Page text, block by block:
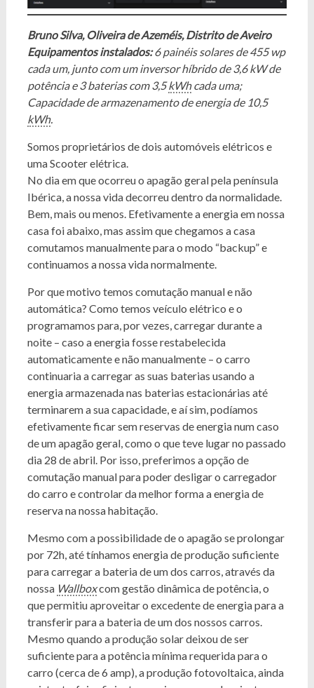
Bruno Silva, Oliveira de Azeméis, Distrito de Aveiro
Equipamentos instalados:6 painéis solares de 455 wp
cada um, junto com um inversor híbrido de 3,6 kW de
potência e 3 baterias com 3,5kWhcada uma;
Capacidade de armazenamento de energia de 10,5
kWh.
Somos proprietários de dois automóveis elétricos e
uma Scooter elétrica.
No dia em que ocorreu o apagão geral pela península
Ibérica, a nossa vida decorreu dentro da normalidade.
Bem, mais ou menos. Efetivamente a energia em nossa
casa foi abaixo, mas assim que chegamos a casa
comutamos manualmente para o modo “backup” e
continuamos a nossa vida normalmente.
Por que motivo temos comutação manual e não
automática? Como temos veículo elétrico e o
programamos para, por vezes, carregar durante a
noite – caso a energia fosse restabelecida
automaticamente e não manualmente – o carro
continuaria a carregar as suas baterias usando a
energia armazenada nas baterias estacionárias até
terminarem a sua capacidade, e aí sim, podíamos
efetivamente ficar sem reservas de energia num caso
de um apagão geral, como o que teve lugar no passado
dia 28 de abril. Por isso, preferimos a opção de
comutação manual para poder desligar o carregador
do carro e controlar da melhor forma a energia de
reserva na nossa habitação.
Mesmo com a possibilidade de o apagão se prolongar
por 72h, até tínhamos energia de produção suficiente
para carregar a bateria de um dos carros, através da
nossa Wallboxcom gestão dinâmica de potência, o
que permitiu aproveitar o excedente de energia para a
transferir para a bateria de um dos nossos carros.
Mesmo quando a produção solar deixou de ser
suficiente para a potência mínima requerida para o
carro (cerca de 6 amp), a produção fotovoltaica, ainda